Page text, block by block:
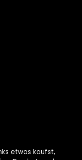
etwas kaufst,